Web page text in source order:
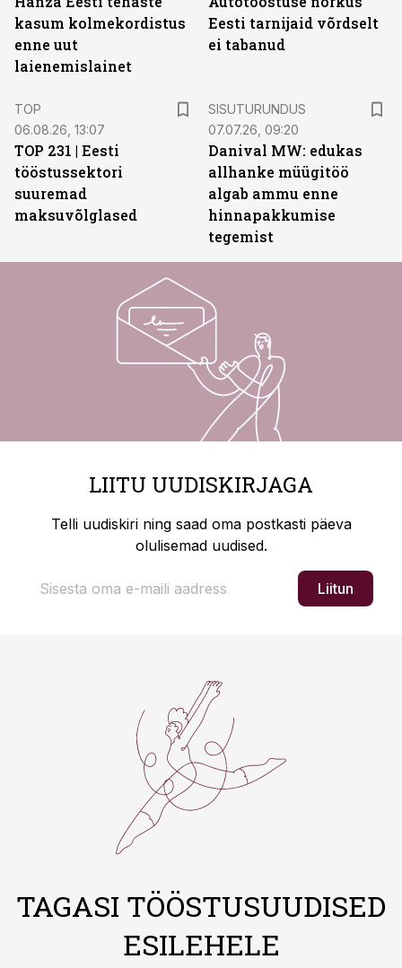
kasum kolmekordistus
enne uut
laienemislainet
Eesti tarnijaid võrdselt
ei tabanud
TOP
06.08.26, 13:07
TOP 231 | Eesti
tööstussektori
suuremad
maksuvõlglased
SISUTURUNDUS
07.07.26, 09:20
Danival MW: edukas
allhanke müügitöö
algab ammu enne
hinnapakkumise
tegemist
LIITU UUDISKIRJAGA
Telli uudiskiri ning saad oma postkasti päeva
olulisemad uudised.
Liitun
TAGASI TÖÖSTUSUUDISED
ESILEHELE